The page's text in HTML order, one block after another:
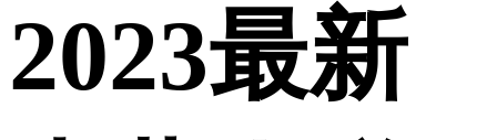
2023最新